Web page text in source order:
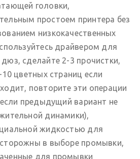
головки,
простоем принтера без
низкокачественных
драйвером для
сделайте 2-3 прочистки,
10 цветных страниц если
повторите эти операции
предыдущий вариант не
динамики),
жидкостью для
в выборе промывки,
для промывки